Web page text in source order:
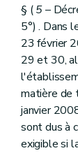
§ (5–
5°) . Dans
23 février
29 et 30,
matière de
janvier
sont dus à
exigible si